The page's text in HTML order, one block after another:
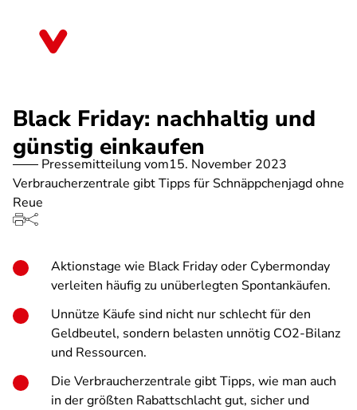
Black Friday: nachhaltig und
günstig einkaufen
Pressemitteilung vom15. November 2023
Verbraucherzentrale gibt Tipps für Schnäppchenjagd ohne
Reue
Aktionstage wie Black Friday oder Cybermonday
verleiten häufig zu unüberlegten Spontankäufen.
Unnütze Käufe sind nicht nur schlecht für den
Geldbeutel, sondern belasten unnötig CO2-Bilanz
und Ressourcen.
Die Verbraucherzentrale gibt Tipps, wie man auch
in der größten Rabattschlacht gut, sicher und